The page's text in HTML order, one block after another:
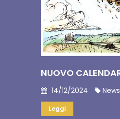
NUOVO
14/12/2024 News
Leggi